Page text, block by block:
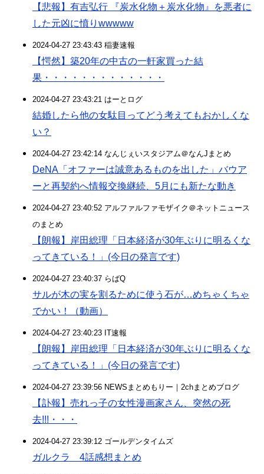
【悲報】有吉弘行 『炭水化物＋炭水化物』を悪者に
した元凶に憤りwwwww
2024-04-27 23:43:43 稲妻速報
【愕然】築20年の中古の一軒家買った結
果・・・・・・・・・・・・・
2024-04-27 23:43:21 はーとログ
結婚したら他の女駄目ってどう考えてもおかしくな
い？
2024-04-27 23:42:14 なんじぇいスタジアム＠なんJまとめ
DeNA「オファーは誠意あるものを出した」バウア
ーと再契約へ情報交換継続、5月にも新たな動き
2024-04-27 23:40:52 アルファルファモザイク＠ネットニュース
のまとめ
【朗報】岸田総理「日本経済が30年ぶりに明るくな
ってきている！」(今日の発言です)
2024-04-27 23:40:37 らばQ
サルが木の実を割るために使う石が…めちゃくちゃ
でかい！（動画）
2024-04-27 23:40:23 IT速報
【朗報】岸田総理「日本経済が30年ぶりに明るくな
ってきている！」(今日の発言です)
2024-04-27 23:39:56 NEWSまとめもりー｜2chまとめブログ
【訃報】売れっ子の女性漫画家さん、突然の死
去!!!・・・
2024-04-27 23:39:12 ゴールデンタイムズ
ガルクラ 4話感想まとめ